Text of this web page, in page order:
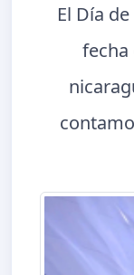
El Día
fecha